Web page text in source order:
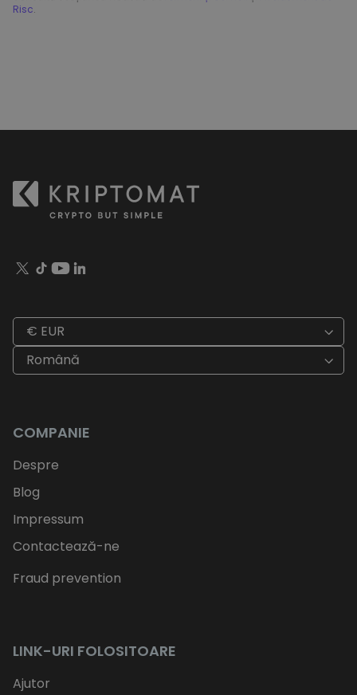
Risc.
€ EUR
Română
COMPANIE
Despre
Blog
Impressum
Contactează-ne
Fraud prevention
LINK-URI FOLOSITOARE
Ajutor